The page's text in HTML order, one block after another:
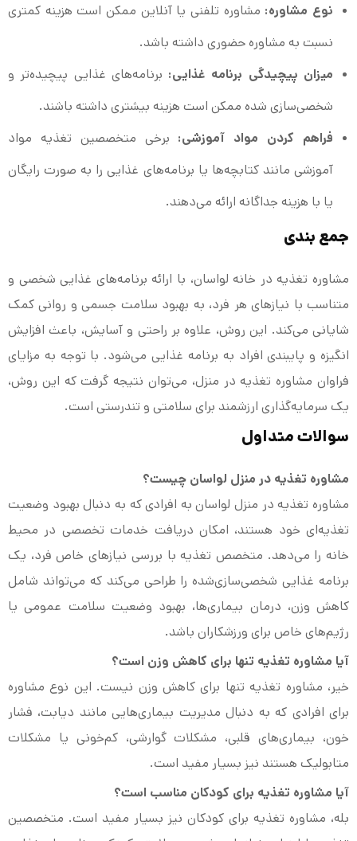
نوع مشاوره:مشاوره تلفنی یا آنلاین ممکن است هزینه کمتری
نسبت به مشاوره حضوری داشته باشد.
میزان پیچیدگی برنامه غذایی:برنامه‌های غذایی پیچیده‌تر و
شخصی‌سازی شده ممکن است هزینه بیشتری داشته باشند.
فراهم کردن مواد آموزشی:برخی متخصصین تغذیه مواد
آموزشی مانند کتابچه‌ها یا برنامه‌های غذایی را به صورت رایگان
یا با هزینه جداگانه ارائه می‌دهند.
جمع بندی
مشاوره تغذیه در خانه لواسان، با ارائه برنامه‌های غذایی شخصی و
متناسب با نیازهای هر فرد، به بهبود سلامت جسمی و روانی کمک
شایانی می‌کند. این روش، علاوه بر راحتی و آسایش، باعث افزایش
انگیزه و پایبندی افراد به برنامه غذایی می‌شود. با توجه به مزایای
فراوان مشاوره تغذیه در منزل، می‌توان نتیجه گرفت که این روش،
یک سرمایه‌گذاری ارزشمند برای سلامتی و تندرستی است.
سوالات متداول
مشاوره تغذیه در منزل لواسان چیست؟
مشاوره تغذیه در منزل لواسان به افرادی که به دنبال بهبود وضعیت
تغذیه‌ای خود هستند، امکان دریافت خدمات تخصصی در محیط
خانه را می‌دهد. متخصص تغذیه با بررسی نیازهای خاص فرد، یک
برنامه غذایی شخصی‌سازی‌شده را طراحی می‌کند که می‌تواند شامل
کاهش وزن، درمان بیماری‌ها، بهبود وضعیت سلامت عمومی یا
رژیم‌های خاص برای ورزشکاران باشد.
آیا مشاوره تغذیه تنها برای کاهش وزن است؟
خیر، مشاوره تغذیه تنها برای کاهش وزن نیست. این نوع مشاوره
برای افرادی که به دنبال مدیریت بیماری‌هایی مانند دیابت، فشار
خون، بیماری‌های قلبی، مشکلات گوارشی، کم‌خونی یا مشکلات
متابولیک هستند نیز بسیار مفید است.
آیا مشاوره تغذیه برای کودکان مناسب است؟
بله، مشاوره تغذیه برای کودکان نیز بسیار مفید است. متخصصین